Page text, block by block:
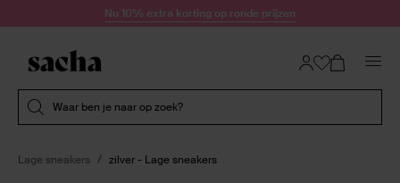
Doorgaan naar artikelNu 10% extra korting op ronde prijzen
Waar ben je naar op zoek?
Lage sneakers zilver - Lage sneakers